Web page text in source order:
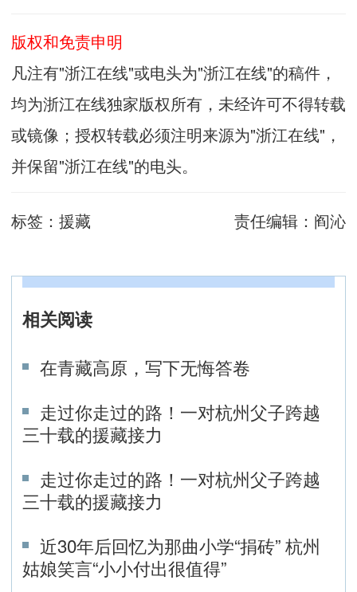
版权和免责申明
凡注有"浙江在线"或电头为"浙江在线"的稿件，
均为浙江在线独家版权所有，未经许可不得转载
或镜像；授权转载必须注明来源为"浙江在线"，
并保留"浙江在线"的电头。
标签： 援藏 责任编辑： 阎沁
相关阅读
在青藏高原，写下无悔答卷
走过你走过的路！一对杭州父子跨越
三十载的援藏接力
走过你走过的路！一对杭州父子跨越
三十载的援藏接力
近30年后回忆为那曲小学“捐砖” 杭州
姑娘笑言“小小付出很值得”